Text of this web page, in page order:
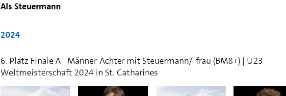
Als Steuermann
2024
6. Platz Finale A | Männer-Achter mit Steuermann/-frau (BM8+) | U23
Weltmeisterschaft 2024 in St. Catharines